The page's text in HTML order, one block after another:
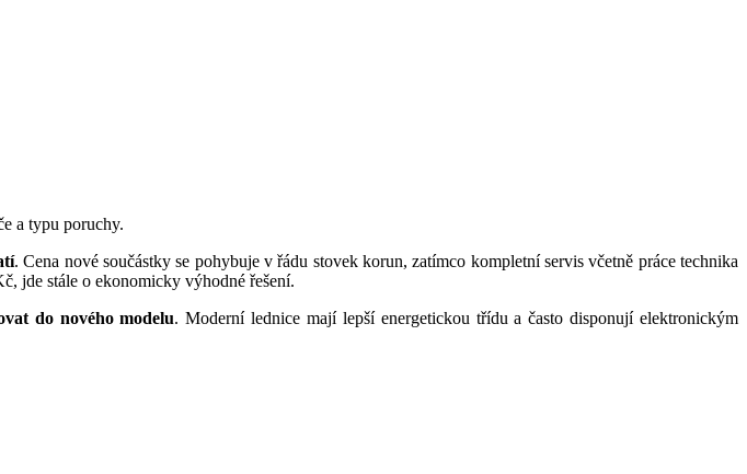
a typu poruchy.
. Cena nové součástky se pohybuje v řádu stovek korun, zatímco kompletní servis včetně práce technika
jde stále o ekonomicky výhodné řešení.
do nového modelu. Moderní lednice mají lepší energetickou třídu a často disponují elektronickým